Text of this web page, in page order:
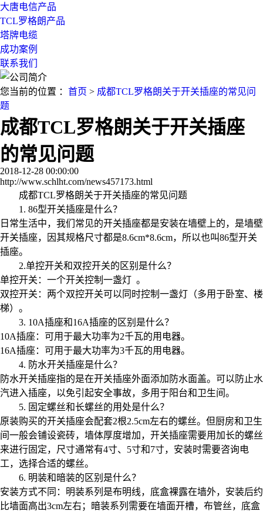
大唐电信产品
TCL罗格朗产品
塔牌电缆
成功案例
联系我们
您当前的位置 ： 首页 > 成都TCL罗格朗关于开关插座的常见问
题
成都TCL罗格朗关于开关插座
的常见问题
2018-12-28 00:00:00
http://www.schlht.com/news457173.html
成都TCL罗格朗关于开关插座的常见问题
1. 86型开关插座是什么？
日常生活中，我们常见的开关插座都是安装在墙壁上的，是墙壁
开关插座，因其规格尺寸都是8.6cm*8.6cm，所以也叫86型开关
插座。
2.单控开关和双控开关的区别是什么？
单控开关：一个开关控制一盏灯 。
双控开关：两个双控开关可以同时控制一盏灯（多用于卧室、楼
梯）。
3. 10A插座和16A插座的区别是什么？
10A插座：可用于最大功率为2千瓦的用电器。
16A插座：可用于最大功率为3千瓦的用电器。
4. 防水开关插座是什么？
防水开关插座指的是在开关插座外面添加防水面盖。可以防止水
汽进入插座，以免引起安全事故，多用于阳台和卫生间。
5. 固定螺丝和长螺丝的用处是什么？
原装购买的开关插座会配套2根2.5cm左右的螺丝。但厨房和卫生
间一般会铺设瓷砖，墙体厚度增加，开关插座需要用加长的螺丝
来进行固定，尺寸通常有4寸、5寸和7寸，安装时需要咨询电
工，选择合适的螺丝。
6. 明装和暗装的区别是什么？
安装方式不同：明装系列是布明线，底盒裸露在墙外，安装后约
比墙面高出3cm左右；暗装系列需要在墙面开槽，布管丝，底盒